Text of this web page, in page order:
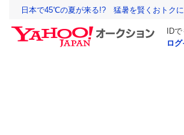
日本で45℃の夏が来る!? 猛暑を賢くおトクに
ID
ロ